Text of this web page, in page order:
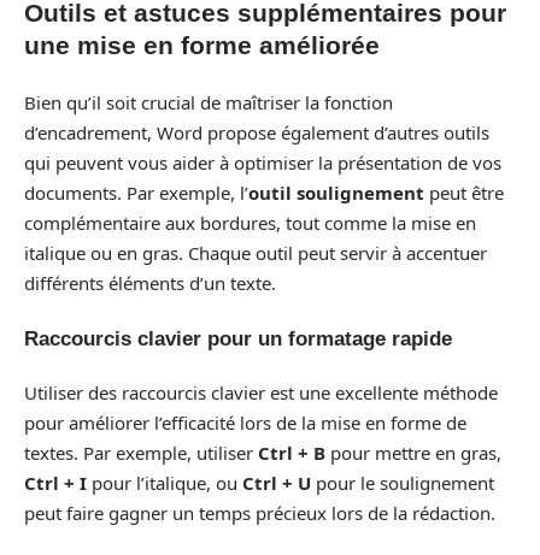
Outils et astuces supplémentaires pour
une mise en forme améliorée
Bien qu’il soit crucial de maîtriser la fonction
d’encadrement, Word propose également d’autres outils
qui peuvent vous aider à optimiser la présentation de vos
documents. Par exemple, l’outil soulignement peut être
complémentaire aux bordures, tout comme la mise en
italique ou en gras. Chaque outil peut servir à accentuer
différents éléments d’un texte.
Raccourcis clavier pour un formatage rapide
Utiliser des raccourcis clavier est une excellente méthode
pour améliorer l’efficacité lors de la mise en forme de
textes. Par exemple, utiliser Ctrl + B pour mettre en gras,
Ctrl + I pour l’italique, ou Ctrl + U pour le soulignement
peut faire gagner un temps précieux lors de la rédaction.